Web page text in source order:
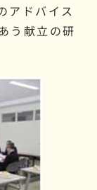
アドバイス
う献立の研